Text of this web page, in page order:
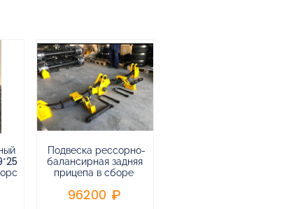
Подвеска рессорно-
балансирная задняя
прицепа в сборе
96200